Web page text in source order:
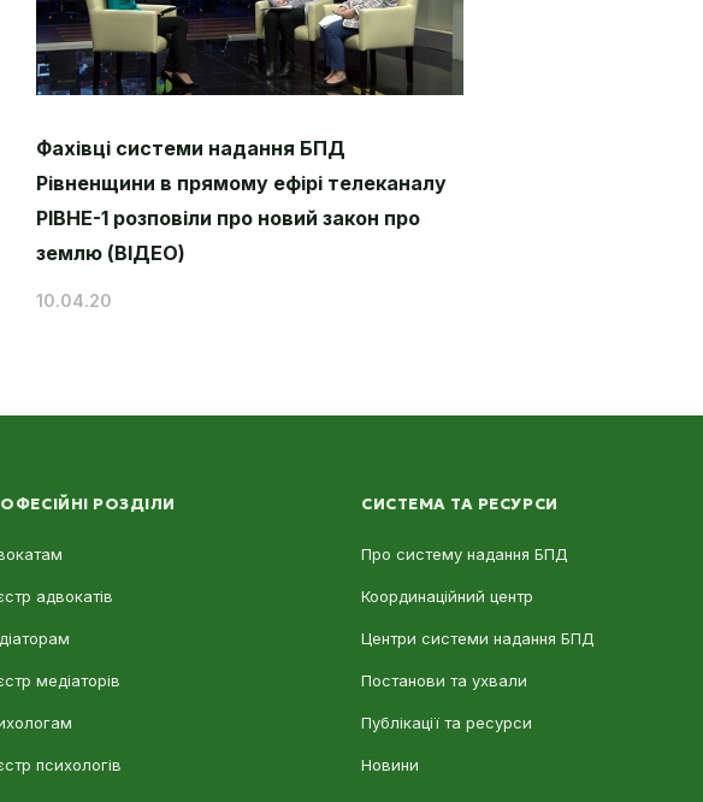
Фахівці системи надання БПД
Рівненщини в прямому ефірі телеканалу
РІВНЕ-1 розповіли про новий закон про
землю (ВІДЕО)
10.04.20
РОЗДІЛИ
адвокатів
медіаторів
психологів
СИСТЕМА ТА РЕСУРСИ
Про систему надання БПД
Координаційний центр
Центри системи надання БПД
Постанови та ухвали
Публікації та ресурси
Новини